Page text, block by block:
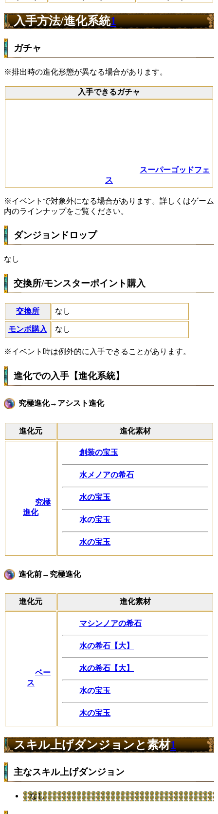
入手方法/進化系統1
ガチャ
※排出時の進化形態が異なる場合があります。
入手できるガチャ
スーパーゴッドフェ
ス
※イベントで対象外になる場合があります。詳しくはゲーム
内のラインナップをご覧ください。
ダンジョンドロップ
なし
交換所/モンスターポイント購入
交換所 なし
モンポ購入 なし
※イベント時は例外的に入手できることがあります。
進化での入手【進化系統】
究極進化→アシスト進化
進化元 進化素材
究極
進化
創装の宝玉
水メノアの希石
水の宝玉
水の宝玉
水の宝玉
進化前→究極進化
進化元 進化素材
ベー
ス
マシンノアの希石
水の希石【大】
水の希石【大】
水の宝玉
木の宝玉
スキル上げダンジョンと素材1
主なスキル上げダンジョン
なし